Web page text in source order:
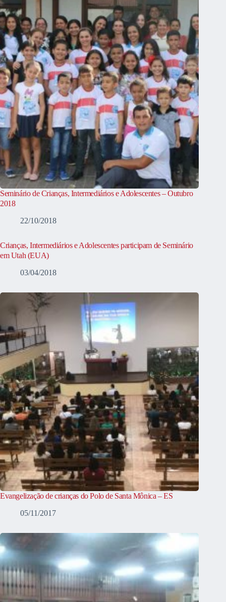
Seminário de Crianças, Intermediários e Adolescentes – Outubro
2018
22/10/2018
Crianças, Intermediários e Adolescentes participam de Seminário
em Utah (EUA)
03/04/2018
Evangelização de crianças do Polo de Santa Mônica – ES
05/11/2017